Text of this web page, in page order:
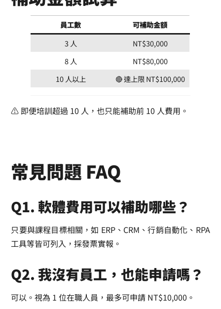
員工數
可補助金額
3 人
NT$30,000
8 人
NT$80,000
10 人以上
🔴 達上限 NT$100,000
⚠️ 即便培訓超過 10 人，也只能補助前 10 人費用。
常見問題 FAQ
Q1. 軟體費用可以補助哪些？
只要與課程目標相關，如 ERP、CRM、行銷自動化、RPA
工具等皆可列入，採發票實報。
Q2. 我沒有員工，也能申請嗎？
可以。視為 1 位在職人員，最多可申請 NT$10,000。